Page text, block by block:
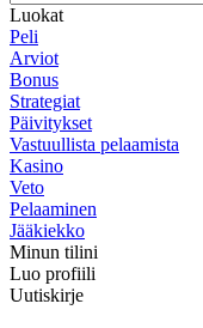
Luokat
Peli
Arviot
Bonus
Strategiat
Päivitykset
Vastuullista pelaamista
Kasino
Veto
Pelaaminen
Jääkiekko
Minun tilini
Luo profiili
Uutiskirje